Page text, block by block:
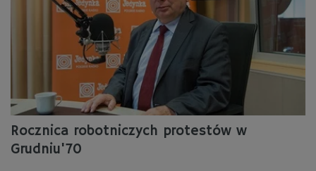
Rocznica robotniczych protestów w
Grudniu'70